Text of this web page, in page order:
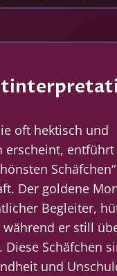
oft hektisch und
erscheint, entführt
Der goldene
Begleiter,
während er still
Diese Schäfchen
und